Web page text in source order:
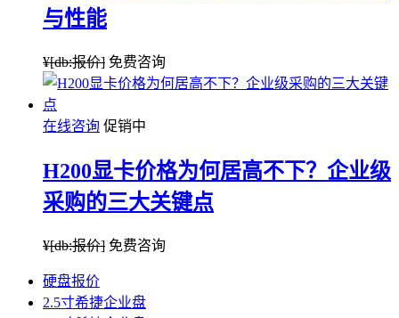
与性能
¥[db:报价] 免费咨询
在线咨询 促销中
H200显卡价格为何居高不下？企业级
采购的三大关键点
¥[db:报价] 免费咨询
硬盘报价
2.5寸希捷企业盘